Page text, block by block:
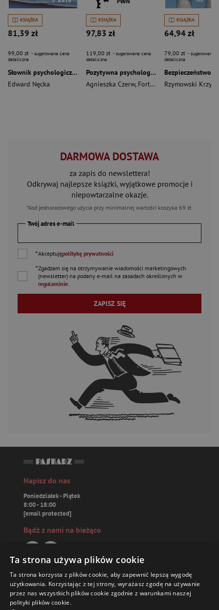
KSIĄŻKA
81,39 zł
99,00 zł - sugerowana cena
detaliczna
Słownik psychologiczny
Edward Nęcka
KSIĄŻKA
97,83 zł
119,00 zł - sugerowana cena
detaliczna
Pozytywna psychologia pracy i organizacji
Agnieszka Czerw, Fortuna Paweł
KSIĄŻKA
64,94 zł
79,00 zł - sugerowana
detaliczna
Rzymowski
DARMOWA DOSTAWA
za zapis do newslettera!
Odkrywaj najlepsze książki, wyjątkowe promocje i
niepowtarzalne okazje.
*Kod jednorazowego użycia przy minimalnej wartości koszyka 69 zł.
Twój adres e-mail
*Akceptujępolitykę prywatności
*Zgadzam się na otrzymywanie wiadomości marketingowych
(newsletter) na podany e-mail na zasadach określonych w
regulaminie
ZAPISZ SIĘ
Napisz do nas
Poniedziałek - Piątek
8:00 - 18:00
[email protected]
Bądź z nami na bieżąco
Paskarz.pl
Zamówienia
Ta strona używa plików cookie
Ta strona korzysta z plików cookie, aby zapewnić lepszą wygodę
użytkowania. Korzystając z tej strony, wyrażasz zgodę na używanie
przez nas wszystkich plików cookie zgodnie z warunkami naszej
polityki plików cookie.